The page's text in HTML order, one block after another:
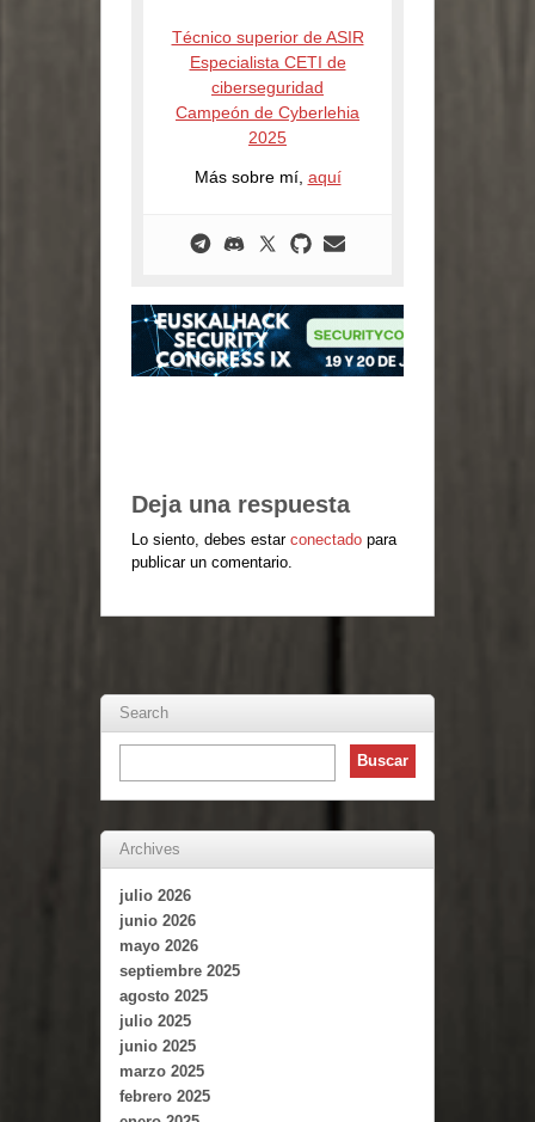
Técnico superior de ASIR
Especialista CETI de
ciberseguridad
Campeón de Cyberlehia
2025
Más sobre mí, aquí
Deja una respuesta
Lo siento, debes estar conectado para
publicar un comentario.
Search
Archives
julio 2026
junio 2026
mayo 2026
septiembre 2025
agosto 2025
julio 2025
junio 2025
marzo 2025
febrero 2025